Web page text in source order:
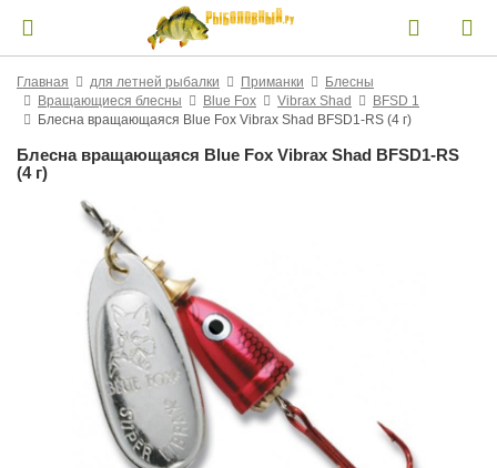
Главная для летней рыбалки Приманки
Блесны
Вращающиеся блесны
Blue Fox Vibrax Shad
BFSD 1
Блесна вращающаяся Blue Fox Vibrax Shad BFSD1-RS (4 г)
Блесна вращающаяся Blue Fox Vibrax Shad BFSD1-RS
(4 г)